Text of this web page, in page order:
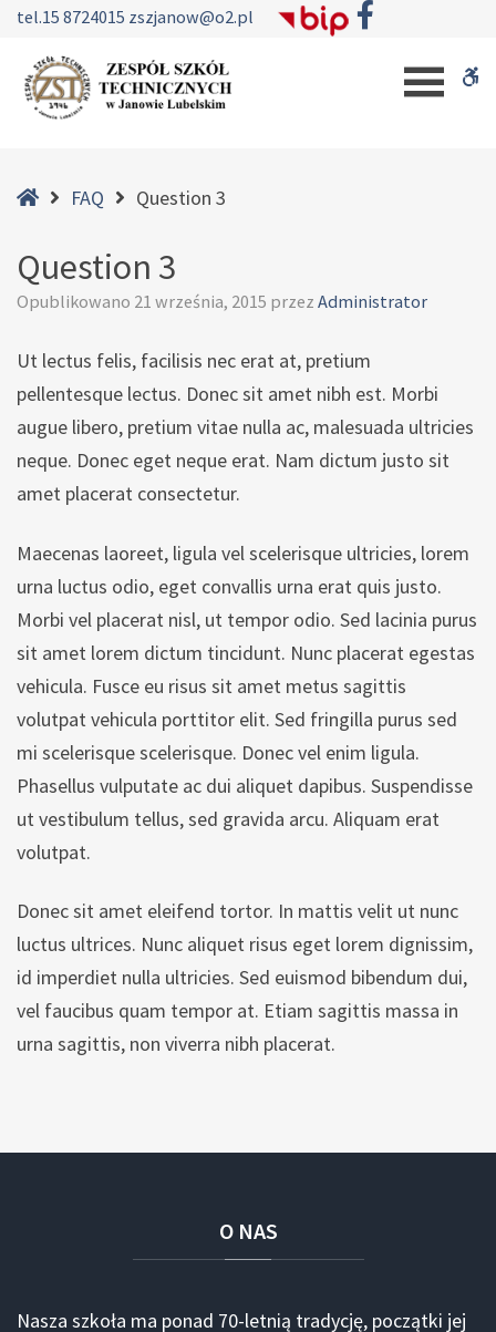
tel.15 8724015 zszjanow@o2.pl
HomeFAQ Question 3
Question 3
Opublikowano 21 września, 2015 przez Administrator
Ut lectus felis, facilisis nec erat at, pretium
pellentesque lectus. Donec sit amet nibh est. Morbi
augue libero, pretium vitae nulla ac, malesuada ultricies
neque. Donec eget neque erat. Nam dictum justo sit
amet placerat consectetur.
Maecenas laoreet, ligula vel scelerisque ultricies, lorem
urna luctus odio, eget convallis urna erat quis justo.
Morbi vel placerat nisl, ut tempor odio. Sed lacinia purus
sit amet lorem dictum tincidunt. Nunc placerat egestas
vehicula. Fusce eu risus sit amet metus sagittis
volutpat vehicula porttitor elit. Sed fringilla purus sed
mi scelerisque scelerisque. Donec vel enim ligula.
Phasellus vulputate ac dui aliquet dapibus. Suspendisse
ut vestibulum tellus, sed gravida arcu. Aliquam erat
volutpat.
Donec sit amet eleifend tortor. In mattis velit ut nunc
luctus ultrices. Nunc aliquet risus eget lorem dignissim,
id imperdiet nulla ultricies. Sed euismod bibendum dui,
vel faucibus quam tempor at. Etiam sagittis massa in
urna sagittis, non viverra nibh placerat.
O NAS
Nasza szkoła ma ponad 70-letnią tradycję, początki jej